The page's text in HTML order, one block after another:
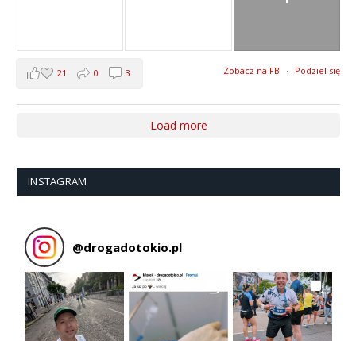
Zobacz na FB · Podziel się
21 0 3
Load more
INSTAGRAM
@drogadotokio.pl